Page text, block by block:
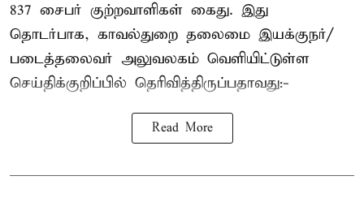
837 சைபர் குற்றவாளிகள் கைது. இது
தொடர்பாக, காவல்துறை தலைமை இயக்குநர்/
படைத்தலைவர் அலுவலகம் வெளியிட்டுள்ள
செய்திக்குறிப்பில் தெரிவித்திருப்பதாவது:-
Read More